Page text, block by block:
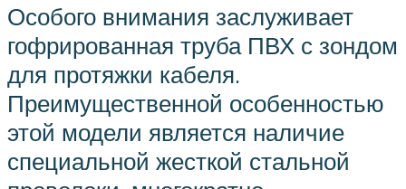
Особого внимания заслуживает
гофрированная труба ПВХ с зондом
для протяжки кабеля.
Преимущественной особенностью
этой модели является наличие
специальной жесткой стальной